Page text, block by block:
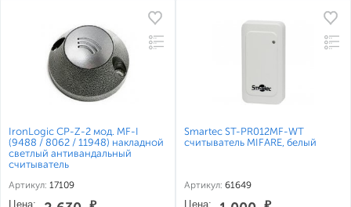
IronLogic CP-Z-2 мод. MF-I
(9488 / 8062 / 11948) накладной
светлый антивандальный
считыватель
Артикул: 17109
Цена: ₽
Smartec ST-PR012MF-WT
считыватель MIFARE, белый
Артикул: 61649
Цена: ₽